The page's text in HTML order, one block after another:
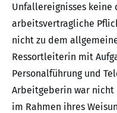
Unfallereignisses
arbeitsvertragliche
nicht zu dem
Ressortleiterin mit
Personalführung und
Arbeitgeberin war
im Rahmen ihres